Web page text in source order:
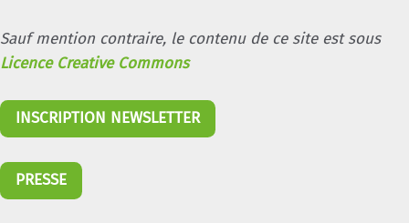
Sauf mention contraire, le contenu de ce site est sous
Licence Creative Commons
INSCRIPTION NEWSLETTER
PRESSE